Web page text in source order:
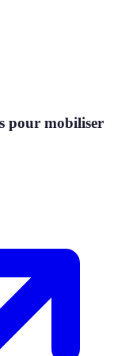
pour mobiliser